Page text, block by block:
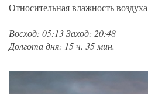
Относительная влажность воздуха
Восход: 05:13 Заход: 20:48
Долгота дня: 15 ч. 35 мин.